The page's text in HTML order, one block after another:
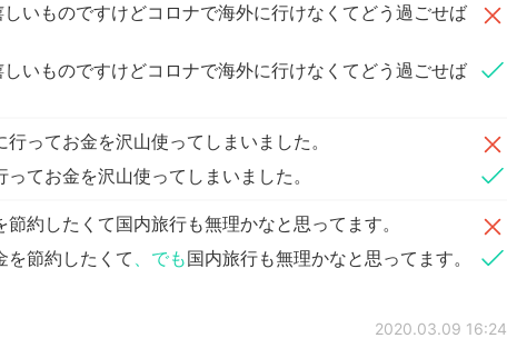
いものですけどコロナで海外に行けなくてどう過ごせば
いものですけどコロナで海外に行けなくてどう過ごせば
ってお金を沢山使ってしまいました。
てお金を沢山使ってしまいました。
約したくて国内旅行も無理かなと思ってます。
を節約したくて 、でも国内旅行も無理かなと思ってます。
2020.03.09 16:24